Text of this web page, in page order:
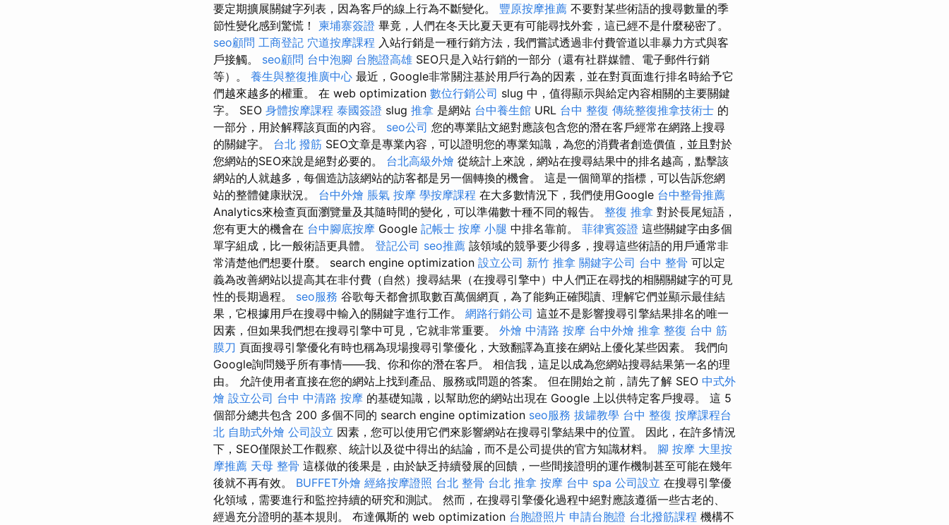
要定期擴展關鍵字列表，因為客戶的線上行為不斷變化。 豐原按摩推薦 不要對某些術語的搜尋數量的季
節性變化感到驚慌！ 柬埔寨簽證 畢竟，人們在冬天比夏天更有可能尋找外套，這已經不是什麼秘密了。
seo顧問 工商登記 穴道按摩課程 入站行銷是一種行銷方法，我們嘗試透過非付費管道以非暴力方式與客
戶接觸。 seo顧問 台中泡腳 台胞證高雄 SEO只是入站行銷的一部分（還有社群媒體、電子郵件行銷
等）。 養生與整復推廣中心 最近，Google非常關注基於用戶行為的因素，並在對頁面進行排名時給予它
們越來越多的權重。 在 web optimization 數位行銷公司 slug 中，值得顯示與給定內容相關的主要關鍵
字。 SEO 身體按摩課程 泰國簽證 slug 推拿 是網站 台中養生館 URL 台中 整復 傳統整復推拿技術士 的
一部分，用於解釋該頁面的內容。 seo公司 您的專業貼文絕對應該包含您的潛在客戶經常在網路上搜尋
的關鍵字。 台北 撥筋 SEO文章是專業內容，可以證明您的專業知識，為您的消費者創造價值，並且對於
您網站的SEO來說是絕對必要的。 台北高級外燴 從統計上來說，網站在搜尋結果中的排名越高，點擊該
網站的人就越多，每個造訪該網站的訪客都是另一個轉換的機會。 這是一個簡單的指標，可以告訴您網
站的整體健康狀況。 台中外燴 脹氣 按摩 學按摩課程 在大多數情況下，我們使用Google 台中整骨推薦
Analytics來檢查頁面瀏覽量及其隨時間的變化，可以準備數十種不同的報告。 整復 推拿 對於長尾短語，
您有更大的機會在 台中腳底按摩 Google 記帳士 按摩 小腿 中排名靠前。 菲律賓簽證 這些關鍵字由多個
單字組成，比一般術語更具體。 登記公司 seo推薦 該領域的競爭要少得多，搜尋這些術語的用戶通常非
常清楚他們想要什麼。 search engine optimization 設立公司 新竹 推拿 關鍵字公司 台中 整骨 可以定
義為改善網站以提高其在非付費（自然）搜尋結果（在搜尋引擎中）中人們正在尋找的相關關鍵字的可見
性的長期過程。 seo服務 谷歌每天都會抓取數百萬個網頁，為了能夠正確閱讀、理解它們並顯示最佳結
果，它根據用戶在搜尋中輸入的關鍵字進行工作。 網路行銷公司 這並不是影響搜尋引擎結果排名的唯一
因素，但如果我們想在搜尋引擎中可見，它就非常重要。 外燴 中清路 按摩 台中外燴 推拿 整復 台中 筋
膜刀 頁面搜尋引擎優化有時也稱為現場搜尋引擎優化，大致翻譯為直接在網站上優化某些因素。 我們向
Google詢問幾乎所有事情——我、你和你的潛在客戶。 相信我，這足以成為您網站搜尋結果第一名的理
由。 允許使用者直接在您的網站上找到產品、服務或問題的答案。 但在開始之前，請先了解 SEO 中式外
燴 設立公司 台中 中清路 按摩 的基礎知識，以幫助您的網站出現在 Google 上以供特定客戶搜尋。 這 5
個部分總共包含 200 多個不同的 search engine optimization seo服務 拔罐教學 台中 整復 按摩課程台
北 自助式外燴 公司設立 因素，您可以使用它們來影響網站在搜尋引擎結果中的位置。 因此，在許多情況
下，SEO僅限於工作觀察、統計以及從中得出的結論，而不是公司提供的官方知識材料。 腳 按摩 大里按
摩推薦 天母 整骨 這樣做的後果是，由於缺乏持續發展的回饋，一些間接證明的運作機制甚至可能在幾年
後就不再有效。 BUFFET外燴 經絡按摩證照 台北 整骨 台北 推拿 按摩 台中 spa 公司設立 在搜尋引擎優
化領域，需要進行和監控持續的研究和測試。 然而，在搜尋引擎優化過程中絕對應該遵循一些古老的、
經過充分證明的基本規則。 布達佩斯的 web optimization 台胞證照片 申請台胞證 台北撥筋課程 機構不